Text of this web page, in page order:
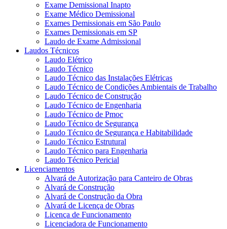
Exame Demissional Inapto
Exame Médico Demissional
Exames Demissionais em São Paulo
Exames Demissionais em SP
Laudo de Exame Admissional
Laudos Técnicos
Laudo Elétrico
Laudo Técnico
Laudo Técnico das Instalações Elétricas
Laudo Técnico de Condições Ambientais de Trabalho
Laudo Técnico de Construção
Laudo Técnico de Engenharia
Laudo Técnico de Pmoc
Laudo Técnico de Segurança
Laudo Técnico de Segurança e Habitabilidade
Laudo Técnico Estrutural
Laudo Técnico para Engenharia
Laudo Técnico Pericial
Licenciamentos
Alvará de Autorização para Canteiro de Obras
Alvará de Construção
Alvará de Construção da Obra
Alvará de Licença de Obras
Licença de Funcionamento
Licenciadora de Funcionamento